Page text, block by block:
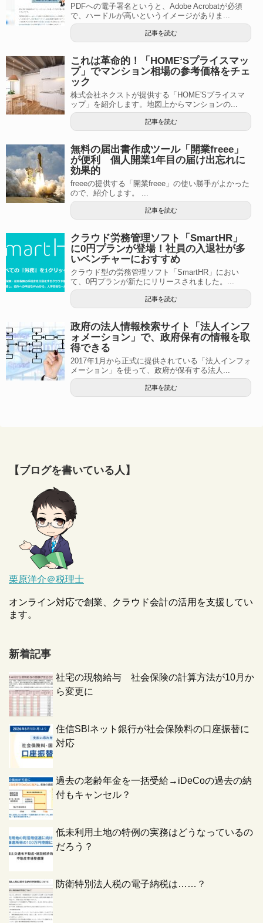
PDFへの電子署名というと、Adobe Acrobatが必須
で、ハードルが高いというイメージがありま...
記事を読む
これは革命的！「HOME’Sプライスマッ
プ」でマンション相場の参考価格をチェ
ック
株式会社ネクストが提供する「HOME'Sプライスマ
ップ」を紹介します。地図上からマンションの...
記事を読む
無料の届出書作成ツール「開業freee」
が便利 個人開業1年目の届け出忘れに
効果的
freeeの提供する「開業freee」の使い勝手がよかった
ので、紹介します。 ...
記事を読む
クラウド労務管理ソフト「SmartHR」
に0円プランが登場！社員の入退社が多
いベンチャーにおすすめ
クラウド型の労務管理ソフト「SmartHR」におい
て、0円プランが新たにリリースされました。...
記事を読む
政府の法人情報検索サイト「法人インフ
ォメーション」で、政府保有の情報を取
得できる
2017年1月から正式に提供されている「法人インフォ
メーション」を使って、政府が保有する法人...
記事を読む
【ブログを書いている人】
栗原洋介＠税理士
オンライン対応で創業、クラウド会計の活用を支援してい
ます。
新着記事
社宅の現物給与 社会保険の計算方法が10月か
ら変更に
住信SBIネット銀行が社会保険料の口座振替に
対応
過去の老齢年金を一括受給→iDeCoの過去の納
付もキャンセル？
低未利用土地の特例の実務はどうなっているの
だろう？
防衛特別法人税の電子納税は……？